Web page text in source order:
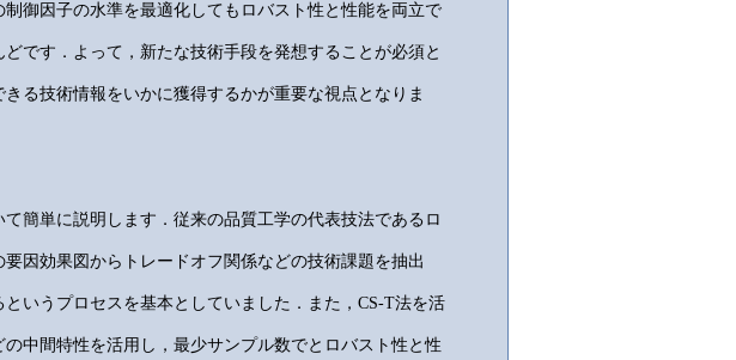
御因子の水準を最適化してもロバスト性と性能を両立で
です．よって，新たな技術手段を発想することが必須と
る技術情報をいかに獲得するかが重要な視点となりま
簡単に説明します．従来の品質工学の代表技法であるロ
因効果図からトレードオフ関係などの技術課題を抽出
いうプロセスを基本としていました．また，CS-T法を活
中間特性を活用し，最少サンプル数でとロバスト性と性